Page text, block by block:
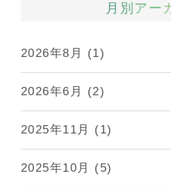
月別アー
2026年8月 (1)
2026年6月 (2)
2025年11月 (1)
2025年10月 (5)